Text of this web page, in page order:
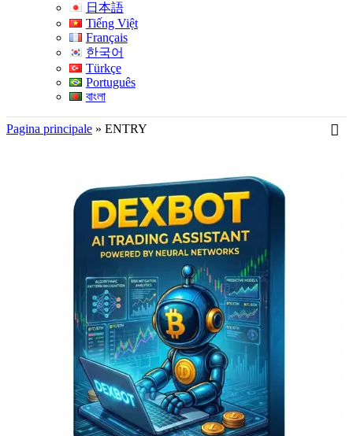
日本語
Tiếng Việt
Français
한국어
Türkçe
Português
বাংলা
Pagina principale » ENTRY